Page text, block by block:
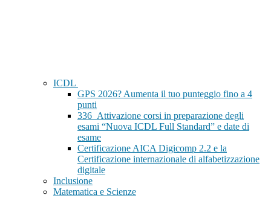
ICDL
GPS 2026? Aumenta il tuo punteggio fino a 4
punti
336_Attivazione corsi in preparazione degli
esami “Nuova ICDL Full Standard” e date di
esame
Certificazione AICA Digicomp 2.2 e la
Certificazione internazionale di alfabetizzazione
digitale
Inclusione
Matematica e Scienze